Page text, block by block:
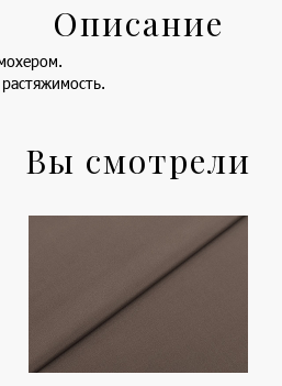
Описание
Вы смотрели